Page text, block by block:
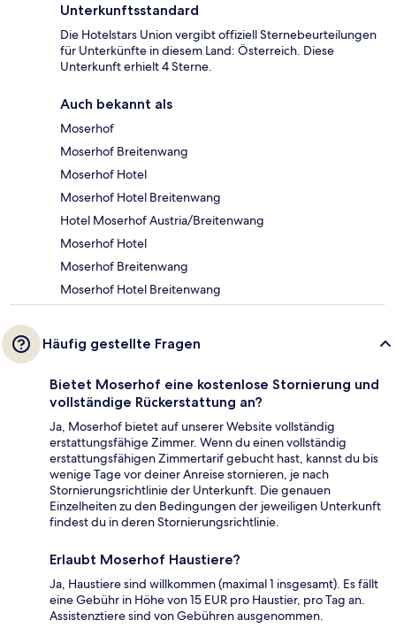
Unterkunftsstandard
Die Hotelstars Union vergibt offiziell Sternebeurteilungen
für Unterkünfte in diesem Land: Österreich. Diese
Unterkunft erhielt 4 Sterne.
Auch bekannt als
Moserhof
Moserhof Breitenwang
Moserhof Hotel
Moserhof Hotel Breitenwang
Hotel Moserhof Austria/Breitenwang
Moserhof Hotel
Moserhof Breitenwang
Moserhof Hotel Breitenwang
Häufig gestellte Fragen
Bietet Moserhof eine kostenlose Stornierung und
vollständige Rückerstattung an?
Ja, Moserhof bietet auf unserer Website vollständig
erstattungsfähige Zimmer. Wenn du einen vollständig
erstattungsfähigen Zimmertarif gebucht hast, kannst du bis
wenige Tage vor deiner Anreise stornieren, je nach
Stornierungsrichtlinie der Unterkunft. Die genauen
Einzelheiten zu den Bedingungen der jeweiligen Unterkunft
findest du in deren Stornierungsrichtlinie.
Erlaubt Moserhof Haustiere?
Ja, Haustiere sind willkommen (maximal 1 insgesamt). Es fällt
eine Gebühr in Höhe von 15 EUR pro Haustier, pro Tag an.
Assistenztiere sind von Gebühren ausgenommen.